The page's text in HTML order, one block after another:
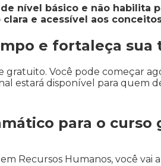
nível básico e não habilita
e acessível aos
e fortaleça sua
gratuito. Você pode começar
estará disponível para quem
para o curso
Recursos Humanos, você vai